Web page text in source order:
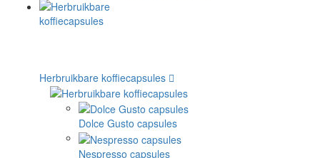
Herbruikbare koffiecapsules
Dolce Gusto capsules
Nespresso capsules